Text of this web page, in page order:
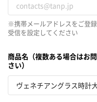
※携帯メールアドレスをご登
受信を設定してください
商品名（複数ある場合はお
さい）